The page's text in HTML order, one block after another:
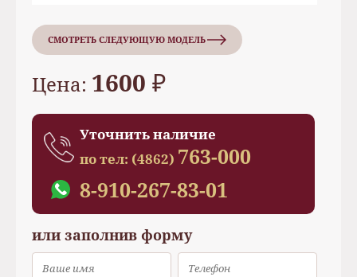
СМОТРЕТЬ СЛЕДУЮЩУЮ МОДЕЛЬ
Цена: 1600 ₽
Уточнить наличие
по тел: (4862) 763-000
8-910-267-83-01
или заполнив форму